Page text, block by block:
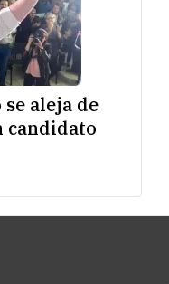
aleja de
candidato